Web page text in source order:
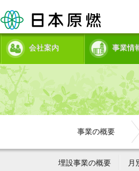
会社案内 事業情
事業の概要
埋設事業の概要 月